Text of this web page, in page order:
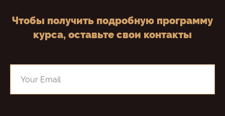
Чтобы получить подробную программу
курса, оставьте свои контакты